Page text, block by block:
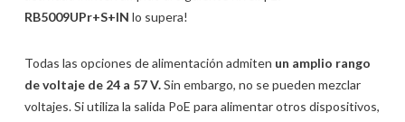
RB5009UPr+S+IN lo supera!
Todas las opciones de alimentación admiten un amplio rango
de voltaje de 24 a 57 V.Sin embargo, no se pueden mezclar
voltajes. Si utiliza la salida PoE para alimentar otros dispositivos,